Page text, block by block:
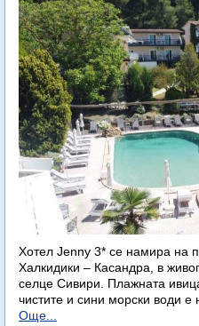
Хотел Jenny 3* се намира на
Халкидики – Касандра, в
селце Сивири. Плажната
чистите и сини морски води е
Още...